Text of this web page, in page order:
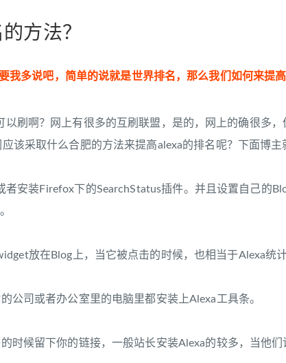
方法？
我多说吧，简单的说就是世界排名，那么我们如何来提高
以刷啊？网上有很多的互刷联盟，是的，网上的确很多
该采取什么合肥的方法来提高alexa的排名呢？下面博主
者安装Firefox下的SearchStatus插件。并且设置自己的
放在Blog上，当它被点击的时候，也相当于Alexa统
公司或者办公室里的电脑里都安装上Alexa工具条。
时候留下你的链接，一般站长安装Alexa的较多，当他们